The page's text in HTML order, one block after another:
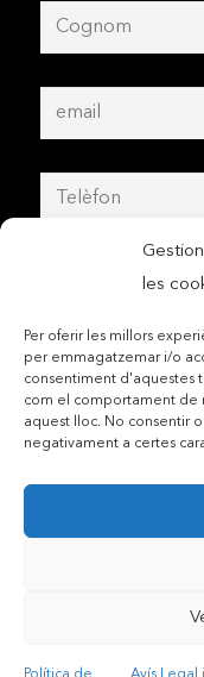
les
Per oferir les millors
per emmagatzemar i/o
consentiment d'aquestes
com el comportament de
aquest lloc. No consentir
negativament a certes
Accepto les